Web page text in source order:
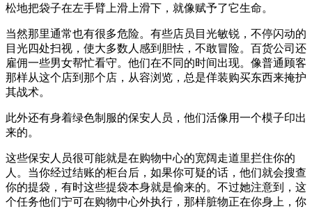
松地把袋子在左手臂上滑上滑下，就像赋予了它生命。
当然那里通常也有很多危险。有些店员目光敏锐，不停闪动的
目光四处扫视，使大多数人感到胆怯，不敢冒险。百货公司还
雇佣一些男女帮忙看守。他们在不同的时间出现。像普通顾客
那样从这个店到那个店，从容浏览，总是佯装购买东西来掩护
其战术。
此外还有身着绿色制服的保安人员，他们活像用一个模子印出
来的。
这些保安人员很可能就是在购物中心的宽阔走道里拦住你的
人。当你经过结账的柜台后，如果你可疑的话，他们就会搜查
你的提袋，有时这些提袋本身就是偷来的。不过她注意到，这
个任务他们宁可在购物中心外执行，那样脏物正在你身上，你